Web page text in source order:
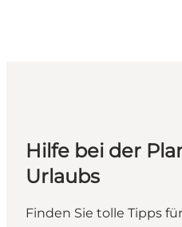
Hilfe bei der
Urlaubs
Finden Sie tolle Tipps für